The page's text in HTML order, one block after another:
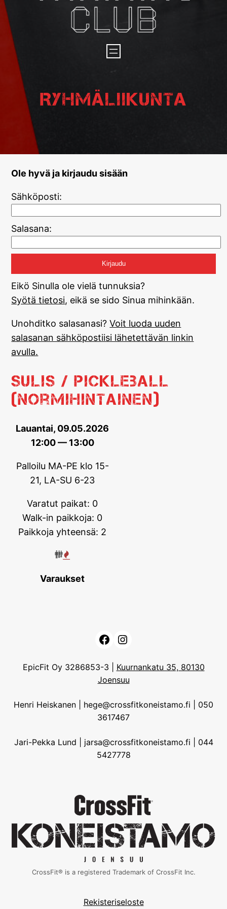
Ryhmäliikunta
Ole hyvä ja kirjaudu sisään
Sähköposti:
Salasana:
Eikö Sinulla ole vielä tunnuksia?
Syötä tietosi, eikä se sido Sinua mihinkään.
Unohditko salasanasi?Voit luoda uuden
salasanan sähköpostiisi lähetettävän linkin
avulla.
Sulis / Pickleball
(normihintainen)
Lauantai, 09.05.2026
12:00 — 13:00
Palloilu MA-PE klo 15-
21, LA-SU 6-23
Varatut paikat: 0
Walk-in paikkoja: 0
Paikkoja yhteensä: 2
Varaukset
Facebook
Instagram
EpicFit Oy 3286853-3 | Kuurnankatu 35, 80130
Joensuu
Henri Heiskanen | hege@crossfitkoneistamo.fi | 050
3617467
Jari-Pekka Lund | jarsa@crossfitkoneistamo.fi | 044
5427778
CrossFit® is a registered Trademark of CrossFit Inc.
Rekisteriseloste